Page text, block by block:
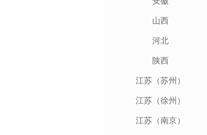
山西
河北
陕西
江苏（苏州）
江苏（徐州）
江苏（南京）